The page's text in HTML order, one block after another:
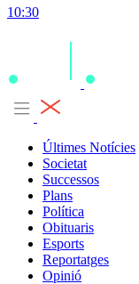
10:30
Últimes Notícies
Societat
Successos
Plans
Política
Obituaris
Esports
Reportatges
Opinió